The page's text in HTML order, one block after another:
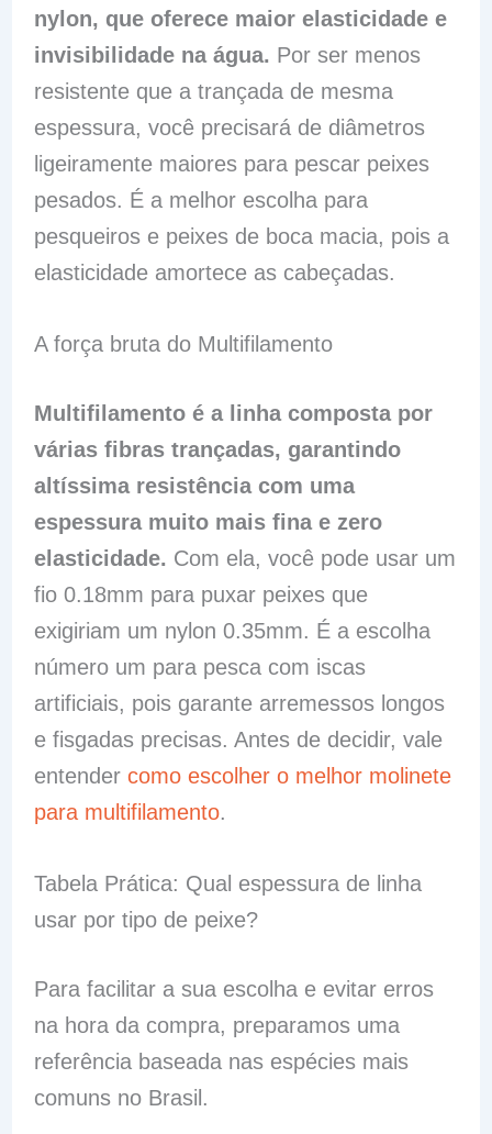
nylon, que oferece maior elasticidade e
invisibilidade na água. Por ser menos
resistente que a trançada de mesma
espessura, você precisará de diâmetros
ligeiramente maiores para pescar peixes
pesados. É a melhor escolha para
pesqueiros e peixes de boca macia, pois a
elasticidade amortece as cabeçadas.
A força bruta do Multifilamento
Multifilamento é a linha composta por
várias fibras trançadas, garantindo
altíssima resistência com uma
espessura muito mais fina e zero
elasticidade. Com ela, você pode usar um
fio 0.18mm para puxar peixes que
exigiriam um nylon 0.35mm. É a escolha
número um para pesca com iscas
artificiais, pois garante arremessos longos
e fisgadas precisas. Antes de decidir, vale
entender como escolher o melhor molinete
para multifilamento.
Tabela Prática: Qual espessura de linha
usar por tipo de peixe?
Para facilitar a sua escolha e evitar erros
na hora da compra, preparamos uma
referência baseada nas espécies mais
comuns no Brasil.